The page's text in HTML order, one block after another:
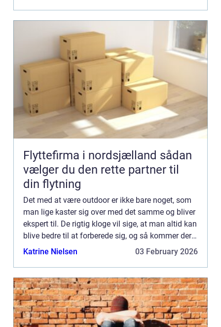
Flyttefirma i nordsjælland sådan
vælger du den rette partner til
din flytning
Det med at være outdoor er ikke bare noget, som
man lige kaster sig over med det samme og bliver
ekspert til. De rigtig kloge vil sige, at man altid kan
blive bedre til at forberede sig, og så kommer der
nye materialer til, som gør det lettere at kla...
Katrine Nielsen 03 February 2026